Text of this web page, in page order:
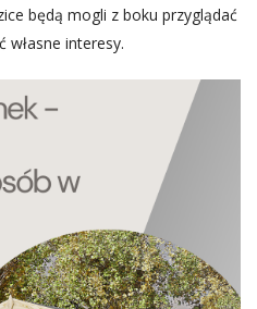
będą mogli z boku przyglądać
własne interesy.